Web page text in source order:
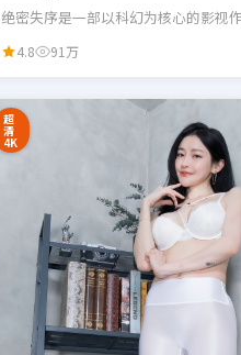
绝密失序是一部以科幻为核心的影视
4.8 91万
超
清
4K